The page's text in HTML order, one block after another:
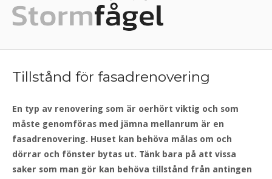
Tillstånd för fasadrenovering
En typ av renovering som är oerhört viktig och som
måste genomföras med jämna mellanrum är en
fasadrenovering. Huset kan behöva målas om och
dörrar och fönster bytas ut. Tänk bara på att vissa
saker som man gör kan behöva tillstånd från antingen